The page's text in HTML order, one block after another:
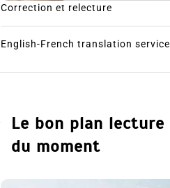
Correction et relecture
English-French translation service
Le bon plan lecture
du moment